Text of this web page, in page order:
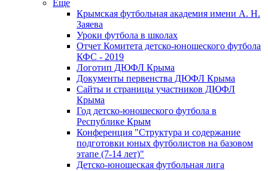
Еще
Крымская футбольная академия имени А. Н.
Заяева
Уроки футбола в школах
Отчет Комитета детско-юношеского футбола
КФС - 2019
Логотип ДЮФЛ Крыма
Документы первенства ДЮФЛ Крыма
Сайты и страницы участников ДЮФЛ
Крыма
Год детско-юношеского футбола в
Республике Крым
Конференция "Структура и содержание
подготовки юных футболистов на базовом
этапе (7-14 лет)"
Детско-юношеская футбольная лига